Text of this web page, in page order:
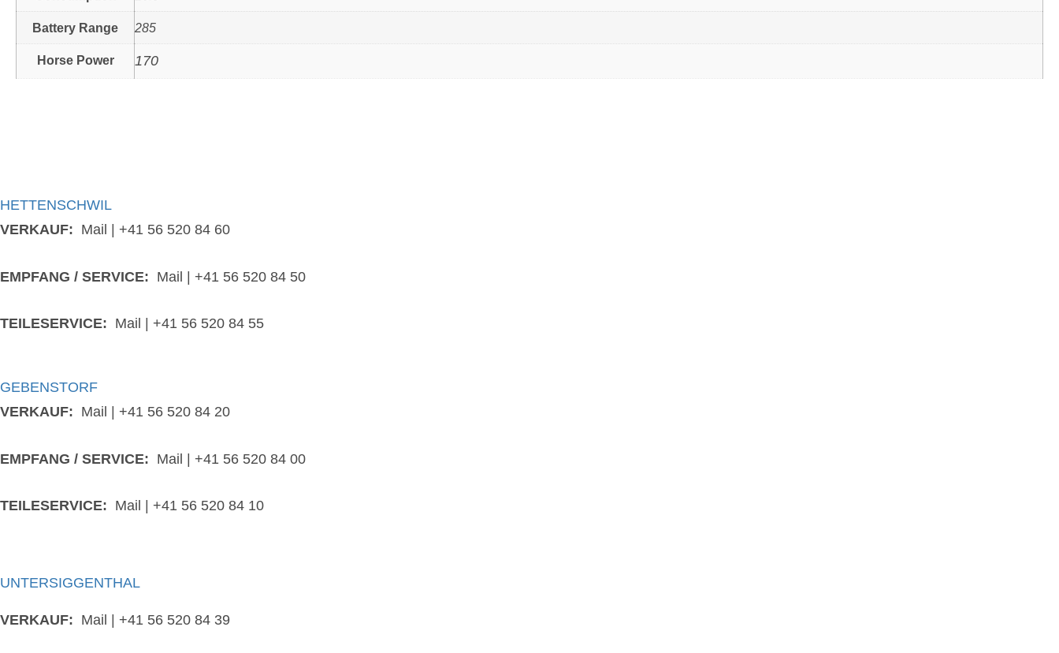
Battery Range 285
Horse Power 170
HETTENSCHWIL
VERKAUF: Mail +41 56 520 84 60
EMPFANG / SERVICE: Mail | +41 56 520 84 50
TEILESERVICE: Mail | +41 56 520 84 55
GEBENSTORF
VERKAUF: Mail +41 56 520 84 20
EMPFANG / SERVICE: Mail | +41 56 520 84 00
TEILESERVICE: Mail +41 56 520 84 10
UNTERSIGGENTHAL
VERKAUF: Mail | +41 56 520 84 39